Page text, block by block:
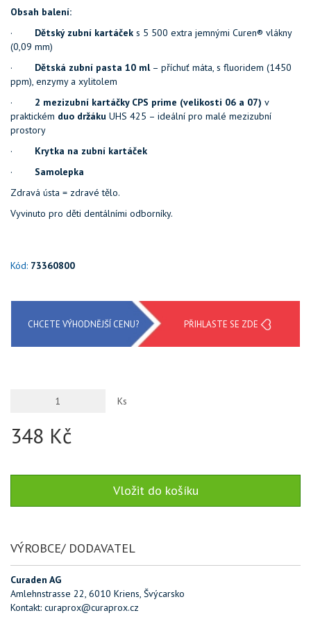
Obsah balení:
· Dětský zubní kartáček s 5 500 extra jemnými Curen® vlákny
(0,09 mm)
· Dětská zubní pasta 10 ml– příchuť máta, s fluoridem (1450
ppm), enzymy a xylitolem
· 2 mezizubní kartáčky CPS prime (velikosti 06 a 07) v
praktickém duo držáku UHS 425 – ideální pro malé mezizubní
prostory
· Krytka na zubní kartáček
· Samolepka
Zdravá ústa = zdravé tělo.
Vyvinuto pro děti dentálními odborníky.
Kód: 73360800
CHCETE VÝHODNĚJŠÍ CENU? PŘIHLASTE SE ZDE
Ks
348 Kč
VÝROBCE/ DODAVATEL
Curaden AG
Amlehnstrasse 22, 6010 Kriens, Švýcarsko
Kontakt: curaprox@curaprox.cz